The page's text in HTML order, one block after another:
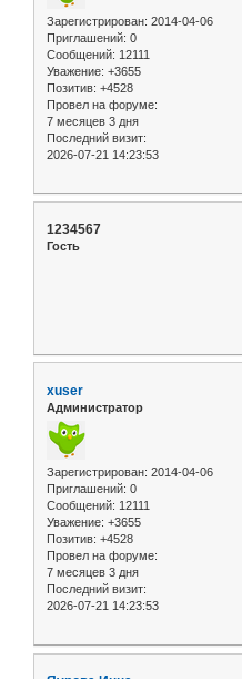
Зарегистрирован: 2014-04-06
Приглашений: 0
Сообщений: 12111
Уважение: +3655
Позитив: +4528
Провел на форуме:
7 месяцев 3 дня
Последний визит:
2026-07-21 14:23:53
1234567
Гость
xuser
Администратор
Зарегистрирован: 2014-04-06
Приглашений: 0
Сообщений: 12111
Уважение: +3655
Позитив: +4528
Провел на форуме:
7 месяцев 3 дня
Последний визит:
2026-07-21 14:23:53